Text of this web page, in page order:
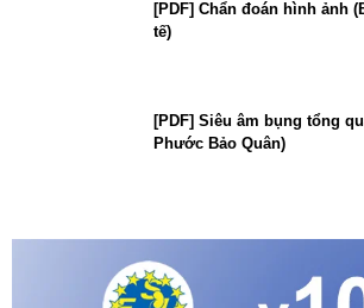
[PDF] Chẩn đoán hình ảnh
tế)
[PDF] Siêu âm bụng tổng
Phước Bảo Quân)